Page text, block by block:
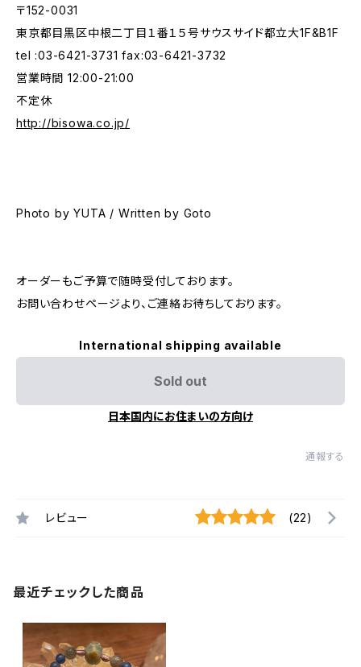
〒152-0031
東京都目黒区中根二丁目１番１５号サウスサイド都立大1F&B1F
tel :03-6421-3731 fax:03-6421-3732
営業時間 12:00-21:00
不定休
http://bisowa.co.jp/
Photo by YUTA / Written by Goto
オーダーもご予算で随時受付しております。
お問い合わせページより、ご連絡お待ちしております。
International shipping available
Sold out
日本国内にお住まいの方向け
通報する
レビュー (22)
最近チェックした商品